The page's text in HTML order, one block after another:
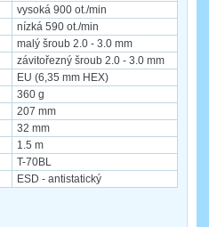
vysoká 900 ot./min
nízká 590 ot./min
malý šroub 2.0 - 3.0 mm
závitořezný šroub 2.0 - 3.0 mm
EU (6,35 mm HEX)
360 g
207 mm
32 mm
1.5 m
T-70BL
ESD - antistatický